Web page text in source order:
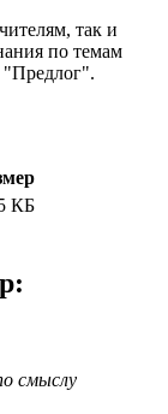
так и
по темам
КБ
смыслу